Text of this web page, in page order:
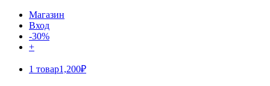
Магазин
Вход
-30%
+
1 товар1,200₽